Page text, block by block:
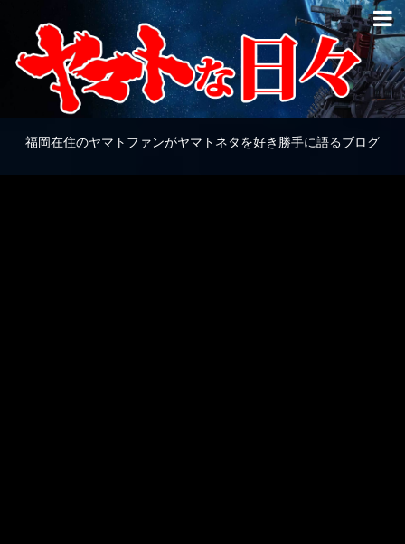
福岡在住のヤマトファンがヤマトネタを好き勝手に語るブログ